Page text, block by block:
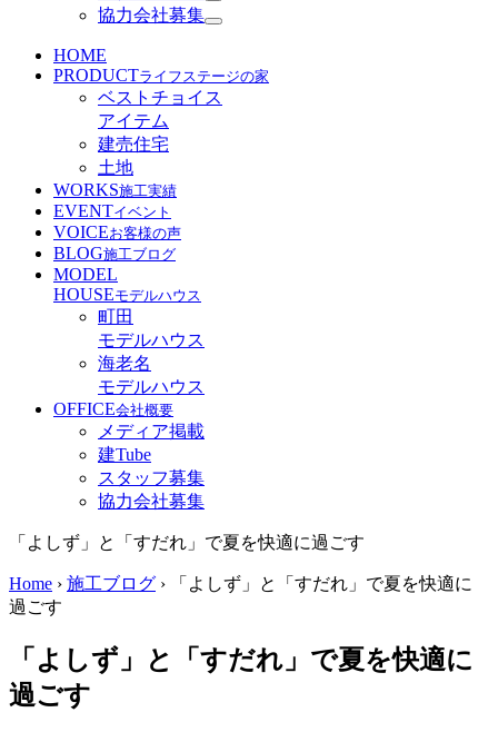
協力会社募集
HOME
PRODUCTライフステージの家
ベストチョイス
アイテム
建売住宅
土地
WORKS施工実績
EVENTイベント
VOICEお客様の声
BLOG施工ブログ
MODEL
HOUSEモデルハウス
町田
モデルハウス
海老名
モデルハウス
OFFICE会社概要
メディア掲載
建Tube
スタッフ募集
協力会社募集
「よしず」と「すだれ」で夏を快適に過ごす
Home › 施工ブログ › 「よしず」と「すだれ」で夏を快適に
過ごす
「よしず」と「すだれ」で夏を快適に
過ごす